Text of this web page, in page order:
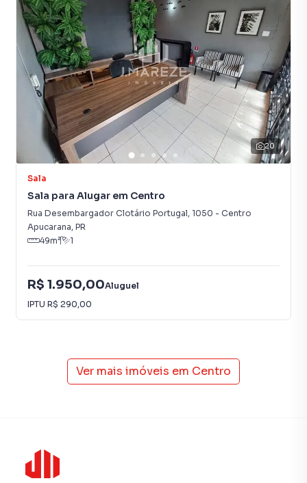
Uma excelente oportunidade para instalar ou expandir o
seu negócio em um endereço estratégico.
20
Sala
Sala para Alugar em Centro
Rua Desembargador Clotário Portugal, 1050 - Centro
Apucarana, PR
49m² 1
R$ 1.950,00Aluguel
IPTU R$ 290,00
Ver mais imóveis em Centro